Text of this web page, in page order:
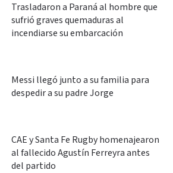
Trasladaron a Paraná al hombre que
sufrió graves quemaduras al
incendiarse su embarcación
Messi llegó junto a su familia para
despedir a su padre Jorge
CAE y Santa Fe Rugby homenajearon
al fallecido Agustín Ferreyra antes
del partido